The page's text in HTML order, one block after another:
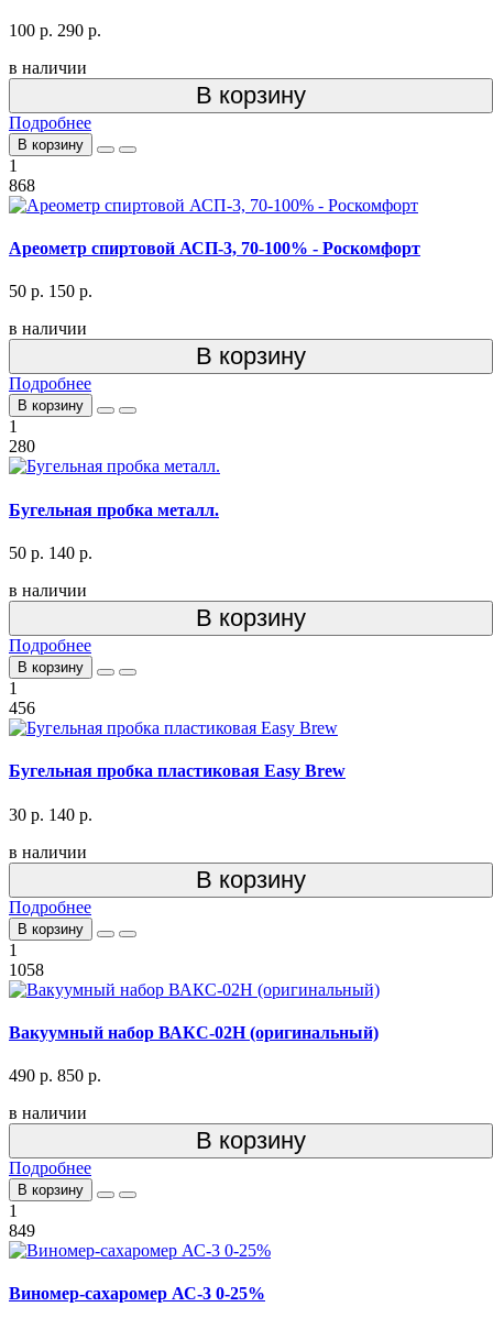
100 р. 290 р.
в наличии
В корзину
Подробнее
В корзину
1
868
Ареометр спиртовой АСП-3, 70-100% - Роскомфорт
50 р. 150 р.
в наличии
В корзину
Подробнее
В корзину
1
280
Бугельная пробка металл.
50 р. 140 р.
в наличии
В корзину
Подробнее
В корзину
1
456
Бугельная пробка пластиковая Easy Brew
30 р. 140 р.
в наличии
В корзину
Подробнее
В корзину
1
1058
Вакуумный набор ВАКС-02Н (оригинальный)
490 р. 850 р.
в наличии
В корзину
Подробнее
В корзину
1
849
Виномер-сахаромер АС-3 0-25%